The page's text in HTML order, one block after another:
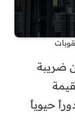
ضريبة
حيوياً